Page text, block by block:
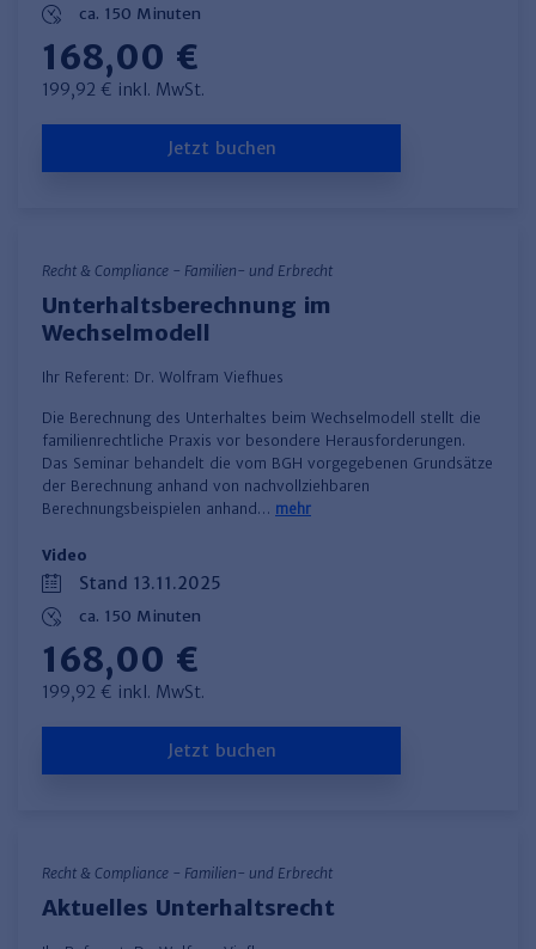
ca. 150 Minuten
168,00 €
199,92 € inkl. MwSt.
Jetzt buchen
Recht & Compliance - Familien- und Erbrecht
Unterhaltsberechnung im
Wechselmodell
Ihr Referent: Dr. Wolfram Viefhues
Die Berechnung des Unterhaltes beim Wechselmodell stellt die
familienrechtliche Praxis vor besondere Herausforderungen.
Das Seminar behandelt die vom BGH vorgegebenen Grundsätze
der Berechnung anhand von nachvollziehbaren
Berechnungsbeispielen anhand… mehr
Video
Stand 13.11.2025
ca. 150 Minuten
168,00 €
199,92 € inkl. MwSt.
Jetzt buchen
Recht & Compliance - Familien- und Erbrecht
Aktuelles Unterhaltsrecht